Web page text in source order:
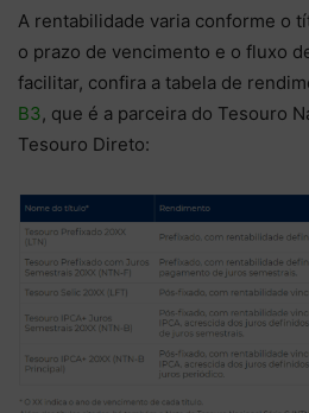
A rentabilidade varia conforme o
o prazo de vencimento e o fluxo
facilitar, confira a tabela de
B3, que é a parceira do Tesouro
Tesouro Direto: